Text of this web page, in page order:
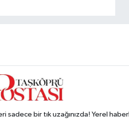
bir tık uzağınızda! Yerel